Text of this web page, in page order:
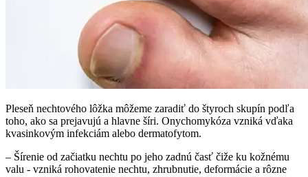
Pleseň nechtového lôžka môžeme zaradiť do štyroch skupín podľa
toho, ako sa prejavujú a hlavne šíri. Onychomykóza vzniká vďaka
kvasinkovým infekciám alebo dermatofytom.
– Šírenie od začiatku nechtu po jeho zadnú časť čiže ku kožnému
valu - vzniká rohovatenie nechtu, zhrubnutie, deformácie a rôzne